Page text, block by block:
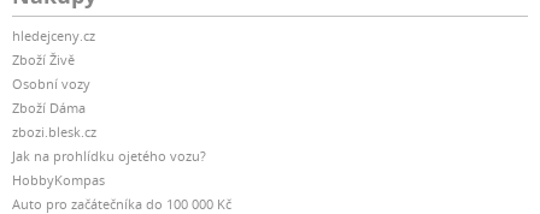
hledejceny.cz
Zboží Živě
Osobní vozy
Zboží Dáma
zbozi.blesk.cz
Jak na prohlídku ojetého vozu?
HobbyKompas
Auto pro začátečníka do 100 000 Kč